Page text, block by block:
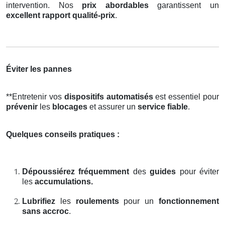
intervention. Nos prix abordablesgarantissent un
excellent rapport qualité-prix.
Éviter les pannes
**Entretenir vos dispositifs automatisésest essentiel pour
prévenir les blocages et assurer un service fiable.
Quelques conseils pratiques :
Dépoussiérez fréquemment desguides pour éviter
les accumulations.
Lubrifiez les roulementspour unfonctionnement
sans accroc.